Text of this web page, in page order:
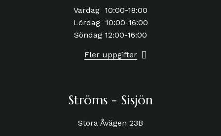
Vardag 10:00-18:00
Lördag 10:00-16:00
Söndag 12:00-16:00
Fler uppgifter
Ströms - Sisjön
Stora Åvägen 23B